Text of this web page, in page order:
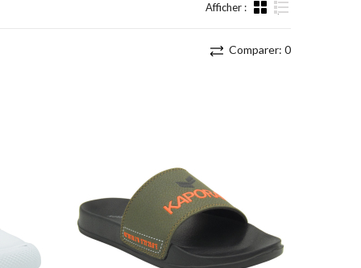
Afficher :
Liste
Comparer: 0